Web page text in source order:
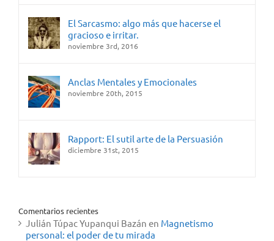
El Sarcasmo: algo más que hacerse el
gracioso e irritar.
noviembre 3rd, 2016
Anclas Mentales y Emocionales
noviembre 20th, 2015
Rapport: El sutil arte de la Persuasión
diciembre 31st, 2015
Comentarios recientes
Julián Túpac Yupanqui Bazán en Magnetismo
personal: el poder de tu mirada